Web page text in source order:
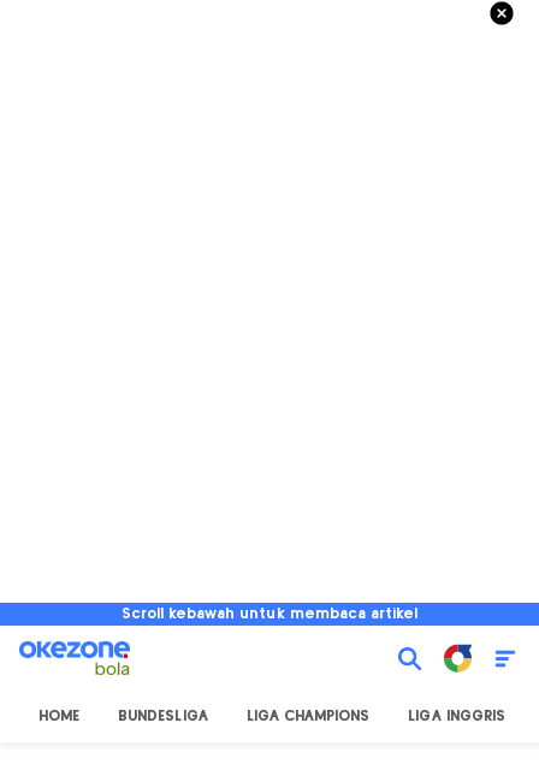
Scroll kebawah untuk membaca artikel
HOME BUNDESLIGA LIGA CHAMPIONS LIGA INGGRIS